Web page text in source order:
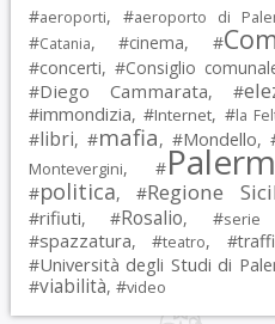
#aeroporti, #aeroporto di
#Catania, #cinema, #
#concerti, #Consiglio
#Diego Cammarata, #
#immondizia, #Internet, #la
#libri, #mafia, #Mondello,
Montevergini, #
#politica, #Regione
#rifiuti, #Rosalio, #
#spazzatura, #teatro, #
#Università degli Studi di
#viabilità, #video